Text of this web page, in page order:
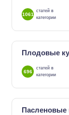
1061
статей в
категории
Плодовые
696
статей в
категории
Пасленовые